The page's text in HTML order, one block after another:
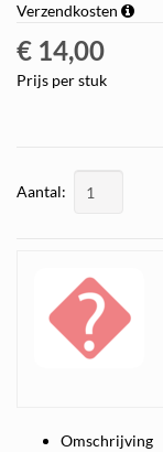
Verzendkosten
€ 14,00
Prijs per stuk
Aantal:
Omschrijving